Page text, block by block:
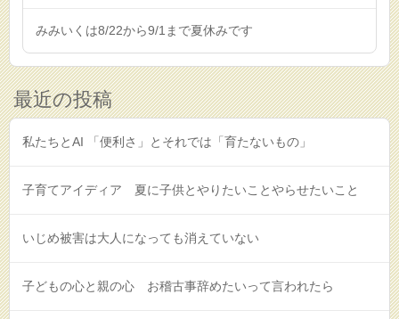
みみいくは8/22から9/1まで夏休みです
最近の投稿
私たちとAI 「便利さ」とそれでは「育たないもの」
子育てアイディア 夏に子供とやりたいことやらせたいこと
いじめ被害は大人になっても消えていない
子どもの心と親の心 お稽古事辞めたいって言われたら